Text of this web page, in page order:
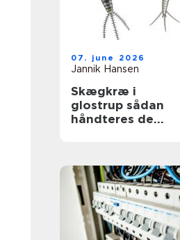
07. june 2026
Jannik Hansen
Skægkræ i
glostrup sådan
håndteres de